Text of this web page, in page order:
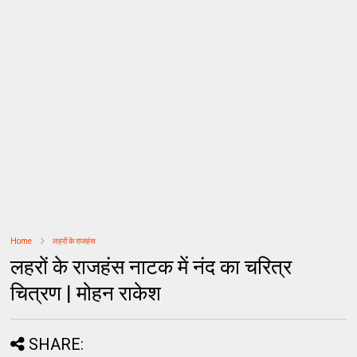
Home लहरों के राजहंस
लहरों के राजहंस नाटक में नंद का चरित्र
चित्रण | मोहन राकेश
SHARE: